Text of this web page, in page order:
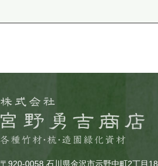
〒920-0058 石川県金沢市示野中町2丁目18